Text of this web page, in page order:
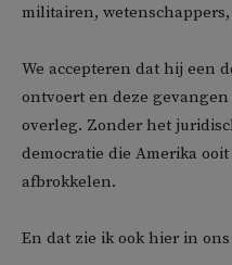
militairen,
We accepteren dat hij een
ontvoert en deze
overleg. Zonder het
democratie die Amerika
afbrokkelen.
En dat zie ik ook hier in